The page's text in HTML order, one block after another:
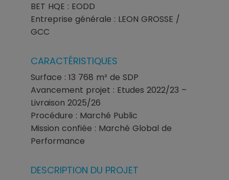
BET HQE : EODD
Entreprise générale : LEON GROSSE /
GCC
CARACTÉRISTIQUES
Surface : 13 768 m² de SDP
Avancement projet : Etudes 2022/23 –
Livraison 2025/26
Procédure : Marché Public
Mission confiée : Marché Global de
Performance
DESCRIPTION DU PROJET